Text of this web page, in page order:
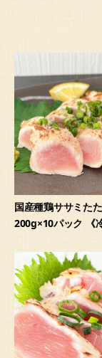
国産種鶏ササミた
200g×10パック 《